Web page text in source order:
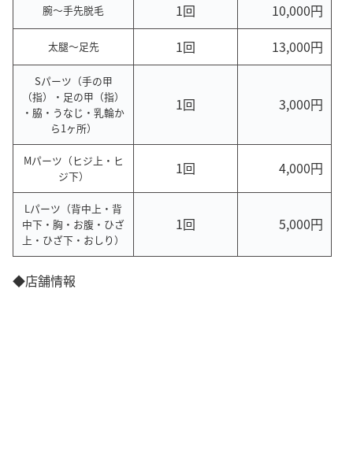
腕～手先脱毛 1回 10,000円
太腿～足先 1回 13,000円
Sパーツ（手の甲
（指）・足の甲（指）
・脇・うなじ・乳輪か
ら1ヶ所）
1回 3,000円
Mパーツ（ヒジ上・ヒ
ジ下）
1回 4,000円
Lパーツ（背中上・背
中下・胸・お腹・ひざ
上・ひざ下・おしり）
1回 5,000円
◆店舗情報